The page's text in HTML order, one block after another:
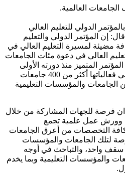
العالمية.
الدولي للتعليم العالي
إن المؤتمر الدولي والتعليم
مضيئة لمسيرة التعليم العالي في
العالي في دعوة مئات الجامعات
المؤتمر المتميز منذ دورته الأولى
حتى هذه الدورة التي يشارك في فعالياتها أكثر من 400 جامعات
الجامعات والمؤسسات التعليمية
فرصة للجهات المشاركة من خلال
وورش عمل علمية تجمع
كافة التخصصات من أعرق الجامعات
لتلك الجامعات والمؤسسات
سقف واحد، والتباحث في أوجه
والمؤسسات التعليمية وبما يخدم